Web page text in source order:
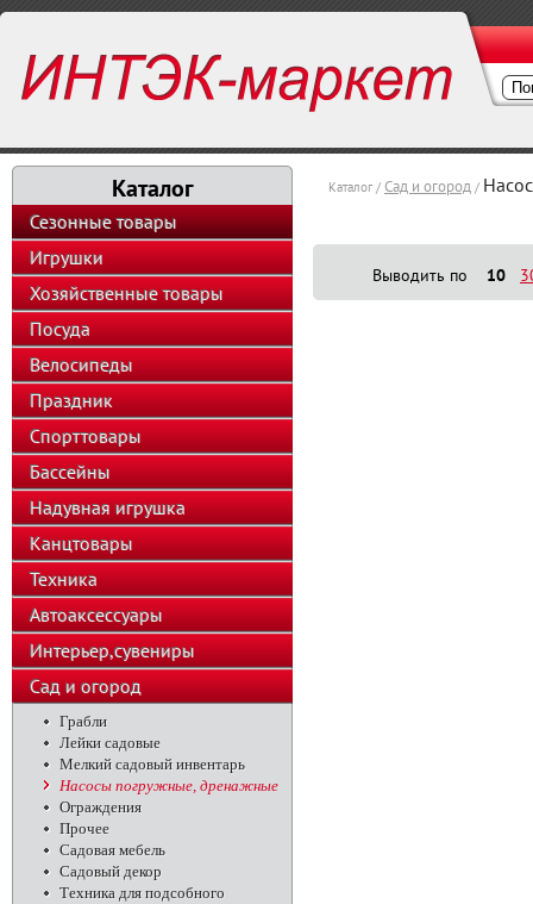
Каталог
Сезонные товары
Игрушки
Хозяйственные товары
Посуда
Велосипеды
Праздник
Спорттовары
Бассейны
Надувная игрушка
Канцтовары
Техника
Автоаксессуары
Интерьер,сувениры
Сад и огород
Грабли
Лейки садовые
Мелкий садовый инвентарь
Насосы погружные, дренажные
Ограждения
Прочее
Садовая мебель
Садовый декор
Техника для подсобного
Каталог / Сад и огород /
Выводить по 10